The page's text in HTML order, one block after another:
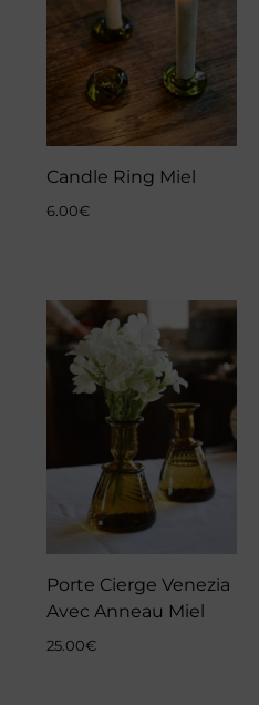
Candle Ring Miel
6.00€
Porte Cierge Venezia
Avec Anneau Miel
25.00€